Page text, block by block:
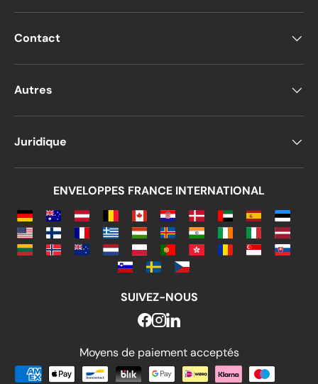
Contact
Autres
Juridique
ENVELOPPES FRANCE INTERNATIONAL
SUIVEZ-NOUS
Moyens de paiement acceptés
Moyens de paiement acceptés